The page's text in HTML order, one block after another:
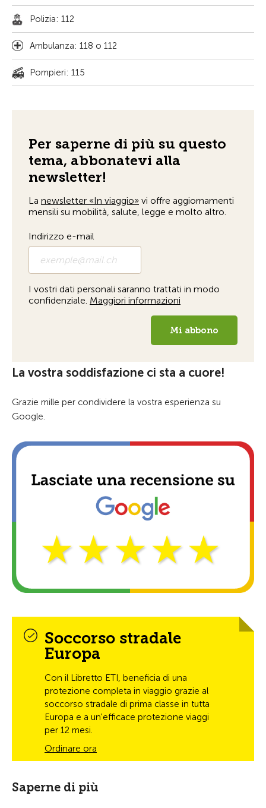
Polizia: 112
Ambulanza: 118 o 112
Pompieri: 115
La vostra soddisfazione ci sta a cuore!
Grazie mille per condividere la vostra esperienza su
Google.
Soccorso stradale
Europa
Con il Libretto ETI, beneficia di una
protezione completa in viaggio grazie al
soccorso stradale di prima classe in tutta
Europa e a un'efficace protezione viaggi
per 12 mesi.
Ordinare ora
Saperne di più